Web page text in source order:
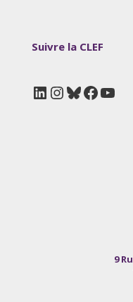
Suivre la CLEF
LinkedIn
Instagram
Bluesky
9